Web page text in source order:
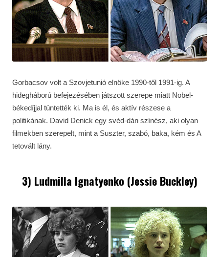
Gorbacsov volt a Szovjetunió elnöke 1990-től 1991-ig. A
hidegháború befejezésében játszott szerepe miatt Nobel-
békedíjjal tüntették ki. Ma is él, és aktív részese a
politikának. David Denick egy svéd-dán színész, aki olyan
filmekben szerepelt, mint a Suszter, szabó, baka, kém és A
tetovált lány.
3) Ludmilla Ignatyenko (Jessie Buckley)